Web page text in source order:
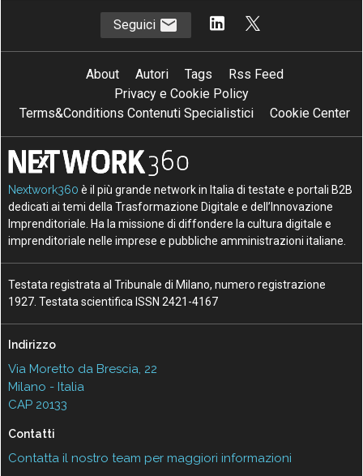
Seguici
About Autori Tags
Rss Feed
Privacy e Cookie Policy
Terms&Conditions Contenuti Specialistici
Cookie Center
Nextwork360 è il più grande network in Italia di testate e portali B2B
dedicati ai temi della Trasformazione Digitale e dell’Innovazione
Imprenditoriale. Ha la missione di diffondere la cultura digitale e
imprenditoriale nelle imprese e pubbliche amministrazioni italiane.
Testata registrata al Tribunale di Milano, numero registrazione
1927. Testata scientifica ISSN 2421-4167
Indirizzo
Via Moretto da Brescia, 22
Milano - Italia
CAP 20133
Contatti
Contatta il nostro team per maggiori informazioni